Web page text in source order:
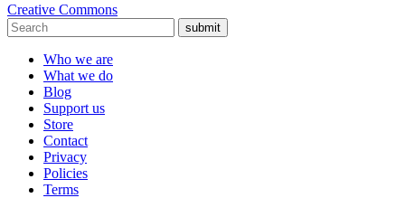
Creative Commons
submit
Who we are
What we do
Blog
Support us
Store
Contact
Privacy
Policies
Terms